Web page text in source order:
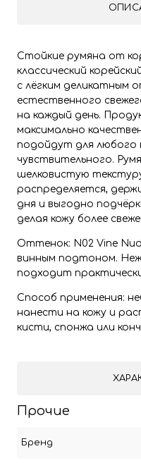
Стойкие румяна от
классический
с лёгким деликатным
естественного
на каждый день.
максимально
подойдут для любого
чувствительного.
шелковистую
распределяется,
дня и выгодно
делая кожу более
Оттенок: N02 Vine
винным подтоном.
подходит
Способ применения:
нанести на кожу и
кисти, спонжа или
Прочие
Бренд